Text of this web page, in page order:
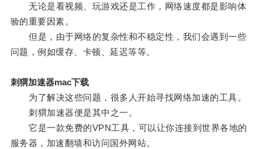
无论是看视频、玩游戏还是工作，网络速度都是影响体
验的重要因素。
但是，由于网络的复杂性和不稳定性，我们会遇到一些
问题，例如缓存、卡顿、延迟等等。
刺猬加速器mac下载
为了解决这些问题，很多人开始寻找网络加速的工具。
刺猬加速器便是其中之一。
它是一款免费的VPN工具，可以让你连接到世界各地的
服务器，加速翻墙和访问国外网站。